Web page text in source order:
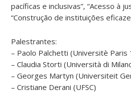
pacíficas e inclusivas”, “Acesso à
“Construção de instituições
Palestrantes:
– Paolo Palchetti (Universitè Paris
– Claudia Storti (Università di
– Georges Martyn (Universiteit
– Cristiane Derani (UFSC)